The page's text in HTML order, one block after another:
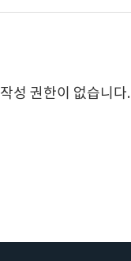
작성 권한이 없습니다.